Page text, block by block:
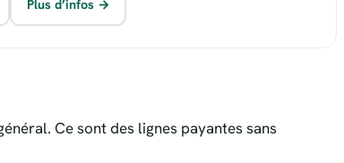
Plus d’infos →
Ce sont des lignes payantes sans